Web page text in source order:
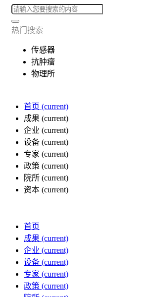
热门搜索
传感器
抗肿瘤
物理所
首页 (current)
成果 (current)
企业 (current)
设备 (current)
专家 (current)
政策 (current)
院所 (current)
资本 (current)
首页
成果 (current)
企业 (current)
设备 (current)
专家 (current)
政策 (current)